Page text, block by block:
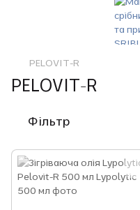
PELOVIT-R
PELOVIT-R
Фільтр